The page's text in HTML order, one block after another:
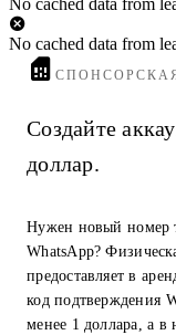
No cached data from
Создайте
доллар.
Нужен новый номер
WhatsApp?
предоставляет в
код подтверждения
менее 1 доллара, а